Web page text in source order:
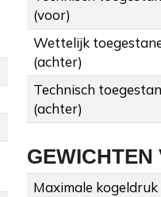
(voor)
Wettelijk
(achter)
Technisch
(achter)
Maximale kogeldruk